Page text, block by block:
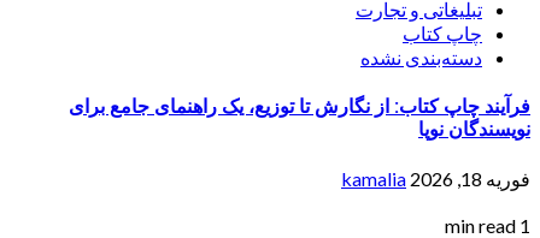
تبلیغاتی و تجارت
چاپ کتاب
دسته‌بندی نشده
فرآیند چاپ کتاب: از نگارش تا توزیع، یک راهنمای جامع برای
نویسندگان نوپا
فوریه 18, 2026 kamalia
1 min read